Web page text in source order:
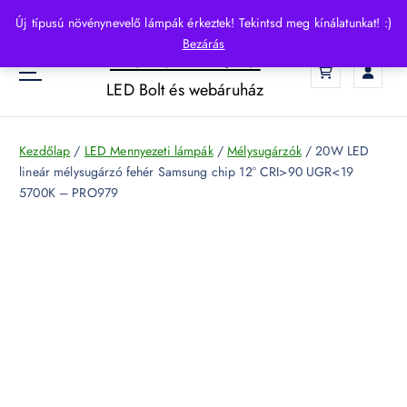
Új típusú növénynevelő lámpák érkeztek! Tekintsd meg kínálatunkat! :)
Bezárás
p
o
HelloLED.hu
LED Bolt és webáruház
Kezdőlap / LED Mennyezeti lámpák/Mélysugárzók/ 20W LED
lineár mélysugárzó fehér Samsung chip 12° CRI>90 UGR<19
5700K – PRO979